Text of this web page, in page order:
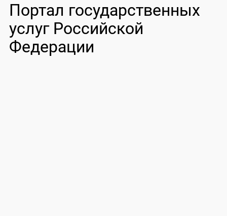
Портал государственных
услуг Российской
Федерации